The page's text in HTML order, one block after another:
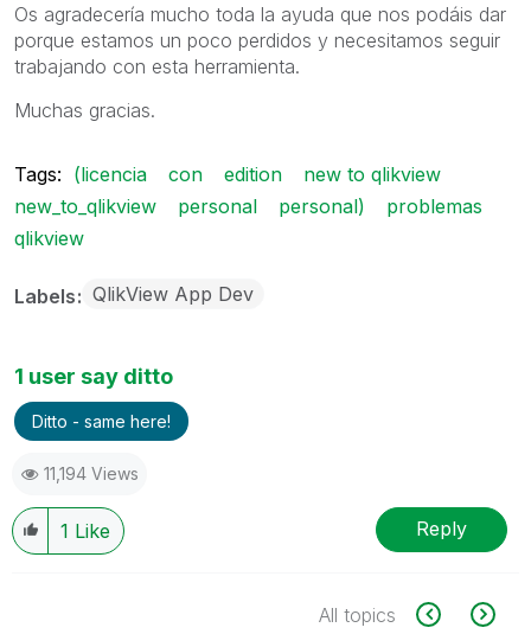
Os agradecería mucho toda la ayuda que nos podáis dar
porque estamos un poco perdidos y necesitamos seguir
trabajando con esta herramienta.
Muchas gracias.
Tags: (licencia con edition
new to qlikview
new_to_qlikview
personal personal)
problemas
qlikview
Labels QlikView App Dev
1 user say ditto
Ditto - same here!
11,194 Views
1 Like Reply
All topics